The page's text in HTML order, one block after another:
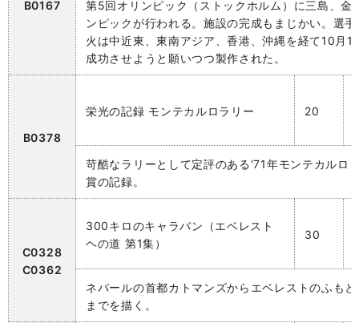
B0167
第5回オリンピック（ストックホルム）に三島、
ンピックが行われる。施設の完成もまじかい。選
火は中近東、東南アジア、香港、沖縄を経て10月
成功させようと願いつつ製作された。
B0378
栄光の記録 モンテカルロラリー 20
苛酷なラリーとして定評のある'71年モンテカル
賞の記録。
C0328
C0362
300キロのキャラバン（エベレスト
ヘの道 第1集）
30
ネパールの首都カトマンズからエベレストのふも
までを描く。